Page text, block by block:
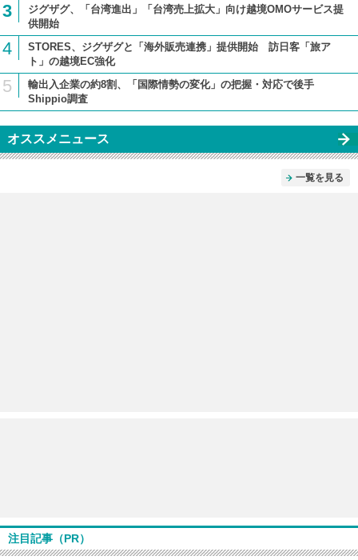
3
ジグザグ、「台湾進出」「台湾売上拡大」向け越境OMOサービス提
供開始
4
STORES、ジグザグと「海外販売連携」提供開始 訪日客「旅ア
ト」の越境EC強化
5
輸出入企業の約8割、「国際情勢の変化」の把握・対応で後手
Shippio調査
オススメニュース
一覧を見る
注目記事（PR）